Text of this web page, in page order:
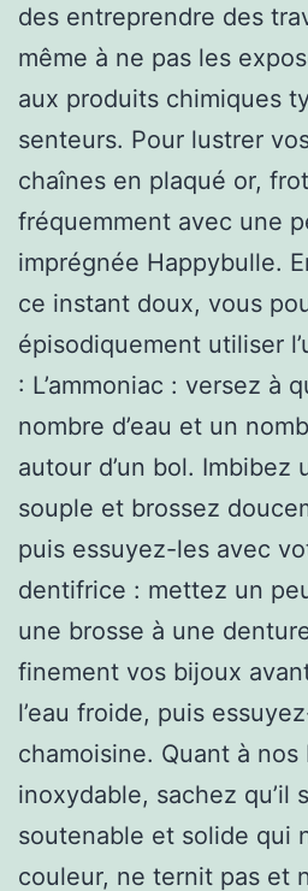
des entreprendre des
même à ne pas les
aux produits chimiques
senteurs. Pour lustrer
chaînes en plaqué or,
fréquemment avec une
imprégnée Happybulle.
ce instant doux, vous
épisodiquement utiliser
: L’ammoniac : versez à
nombre d’eau et un
autour d’un bol. Imbibez
souple et brossez
puis essuyez-les avec
dentifrice : mettez un
une brosse à une
finement vos bijoux
l’eau froide, puis
chamoisine. Quant à
inoxydable, sachez qu’il
soutenable et solide qui
couleur, ne ternit pas et